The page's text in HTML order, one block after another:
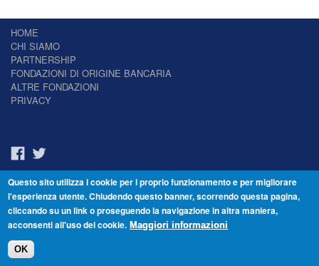
HOME
CHI SIAMO
PARTNERSHIP
FONDAZIONI DI ORIGINE BANCARIA
ALTRE FONDAZIONI
PRIVACY
Il Giornale delle Fondazioni - Periodico telematico
Reg. Tribunale n.7 del 22/07/2014 – ISSN 2421-2466
© Fondazione Venezia 2000 - Dorsoduro 3488/U - 30123 Venezia - Italia -
Questo sito utilizza i cookie per i proprio funzionamento e per migliorare
l'esperienza utente. Chiudendo questo banner, scorrendo questa pagina,
cliccando su un link o proseguendo la navigazione in altra maniera,
acconsenti all'uso dei cookie. Maggiori informazioni
OK